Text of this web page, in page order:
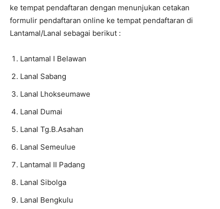
ke tempat pendaftaran dengan menunjukan cetakan
formulir pendaftaran online ke tempat pendaftaran di
Lantamal/Lanal sebagai berikut :
Lantamal I Belawan
Lanal Sabang
Lanal Lhokseumawe
Lanal Dumai
Lanal Tg.B.Asahan
Lanal Semeulue
Lantamal II Padang
Lanal Sibolga
Lanal Bengkulu